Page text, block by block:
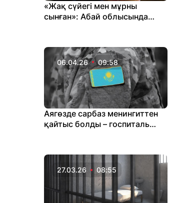
«Жақ сүйегі мен мұрны
сынған»: Абай облысында
06.04.26 09:58
Аягөзде сарбаз менингиттен
қайтыс болды – госпиталь
27.03.26 08:55